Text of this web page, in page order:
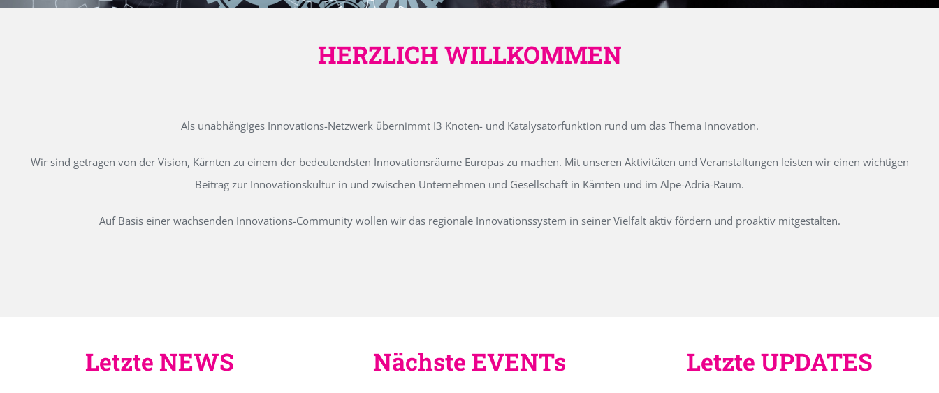
HERZLICH WILLKOMMEN
Als unabhängiges Innovations-Netzwerk übernimmt I3 Knoten- und Katalysatorfunktion rund um das Thema Innovation.
Wir sind getragen von der Vision, Kärnten zu einem der bedeutendsten Innovationsräume Europas zu machen. Mit unseren Aktivitäten und Veranstaltungen leisten wir einen wichtigen
Beitrag zur Innovationskultur in und zwischen Unternehmen und Gesellschaft in Kärnten und im Alpe-Adria-Raum.
Auf Basis einer wachsenden Innovations-Community wollen wir das regionale Innovationssystem in seiner Vielfalt aktiv fördern und proaktiv mitgestalten.
Letzte NEWS Nächste EVENTs Letzte UPDATES